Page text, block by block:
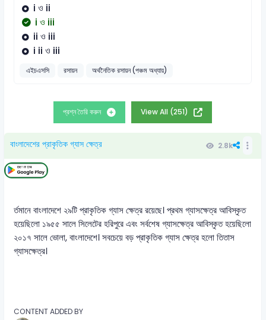
i ও ii
i ও iii
ii ও iii
i ii ও iii
এইচএসসি রসায়ন অর্থনৈতিক রসায়ন (পঞ্চম অধ্যায়)
প্রশ্ন তৈরি করুন View All (251)
বাংলাদেশের প্রাকৃতিক গ্যাস ক্ষেত্র 2.8k
র্তমানে বাংলাদেশে ২৯টি প্রাকৃতিক গ্যাস ক্ষেত্র রয়েছে। প্রথম গ্যাসক্ষেত্র আবিস্কৃত
হয়েছিলো ১৯৫৫ সালে সিলেটের হরিপুরে এবং সর্বশেষ গ্যাসক্ষেত্র আবিস্কৃত হয়েছিলো
২০১৭ সালে ভোলা, বাংলাদেশে। সবচেয়ে বড় প্রাকৃতিক গ্যাস ক্ষেত্র হলো তিতাস
গ্যাসক্ষেত্র।
CONTENT ADDED BY